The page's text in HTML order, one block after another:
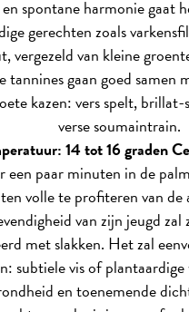
spontane harmonie gaat
gerechten zoals
vergezeld van kleine
tannines gaan goed samen
kazen: vers spelt, brillat-
verse soumaintrain.
14 tot 16 graden
een paar minuten in de
ten volle te profiteren van de
van zijn jeugd zal
met slakken. Het zal
subtiele vis of
en toenemende